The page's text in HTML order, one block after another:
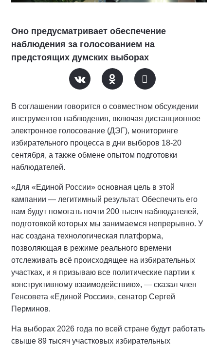
Оно предусматривает обеспечение
наблюдения за голосованием на
предстоящих думских выборах
В соглашении говорится о совместном обсуждении
инструментов наблюдения, включая дистанционное
электронное голосование (ДЭГ), мониторинге
избирательного процесса в дни выборов 18-20
сентября, а также обмене опытом подготовки
наблюдателей.
«Для «Единой России» основная цель в этой
кампании — легитимный результат. Обеспечить его
нам будут помогать почти 200 тысяч наблюдателей,
подготовкой которых мы занимаемся непрерывно. У
нас создана технологическая платформа,
позволяющая в режиме реального времени
отслеживать всё происходящее на избирательных
участках, и я призываю все политические партии к
конструктивному взаимодействию», — сказал член
Генсовета «Единой России», сенатор Сергей
Перминов.
На выборах 2026 года по всей стране будут работать
свыше 89 тысяч участковых избирательных